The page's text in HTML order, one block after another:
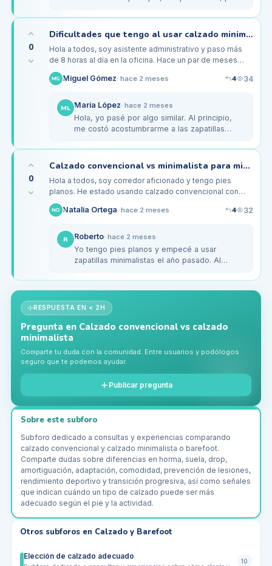
adaptación y noté una mejora.…
0
Dificultades que tengo al usar calzado minimalista en el trabajo de oficina
Hola a todos, soy asistente administrativo y paso más
de 8 horas al día en la oficina. Hace un par de meses
decidí probar el calzado minimalista porque he
escuchado que es mejor…
MG Miguel Gómez· hace 2 meses 4 34
ML María López· hace 2 meses
Hola, yo pasé por algo similar. Al principio,
me costó acostumbrarme a las zapatillas
trabajo en una oficina. A…
0
Calzado convencional vs minimalista para mis pies planos como corredor
Hola a todos, soy corredor aficionado y tengo pies
planos. He estado usando calzado convencional con
buena amortiguación, pero he escuchado que el calzado
minimalista podría…
NO Natalia Ortega· hace 2 meses 4 32
R Roberto· hace 2 meses
Yo tengo pies planos y empecé a usar
zapatillas minimalistas el año pasado. Al
no tuve lesiones. Me ayudó a…
RESPUESTA EN < 2H
Pregunta en Calzado convencional vs calzado
minimalista
Comparte tu duda con la comunidad. Entre usuarios y podólogos
seguro que te podemos ayudar.
Publicar pregunta
Sobre este subforo
Subforo dedicado a consultas y experiencias comparando
calzado convencional y calzado minimalista o barefoot.
Comparte dudas sobre diferencias en horma, suela, drop,
amortiguación, adaptación, comodidad, prevención de lesiones,
rendimiento deportivo y transición progresiva, así como señales
que indican cuándo un tipo de calzado puede ser más
adecuado según el pie y la actividad.
Otros subforos en Calzado y Barefoot
Elección de calzado adecuado
10